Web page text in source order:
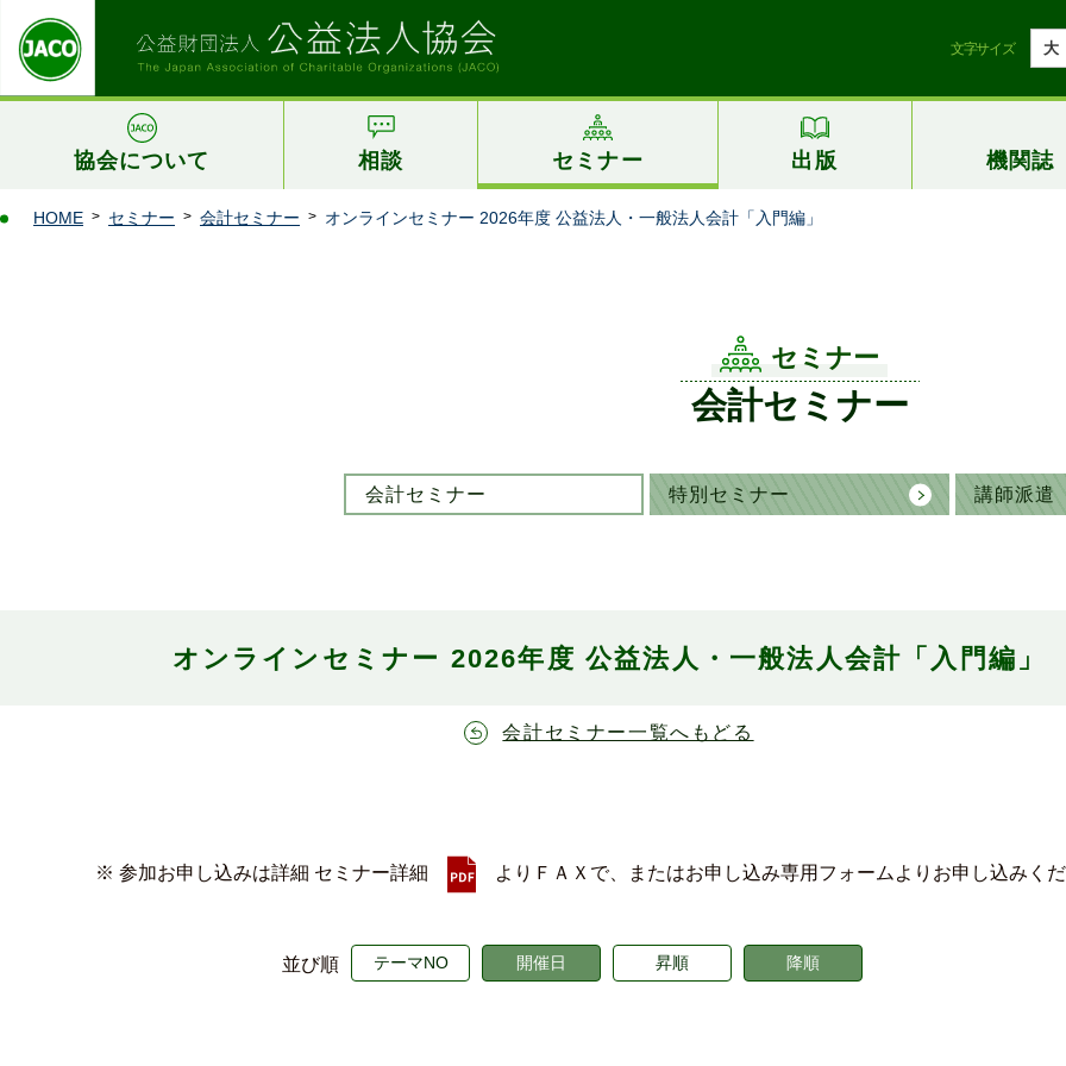
文字サイズ 大
協会について 相談 セミナー 出版 機関誌
HOME セミナー 会計セミナー オンラインセミナー 2026年度 公益法人・一般法人会計「入門編」
セミナー
会計セミナー
会計セミナー 特別セミナー 講師派遣
オンラインセミナー 2026年度 公益法人・一般法人会計「入門編」
会計セミナー一覧へもどる
※ 参加お申し込みは詳細 セミナー詳細 よりＦＡＸで、またはお申し込み専用フォームよりお申し込みく
並び順 テーマNO 開催日 昇順 降順